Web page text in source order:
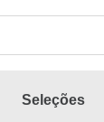
Seleções